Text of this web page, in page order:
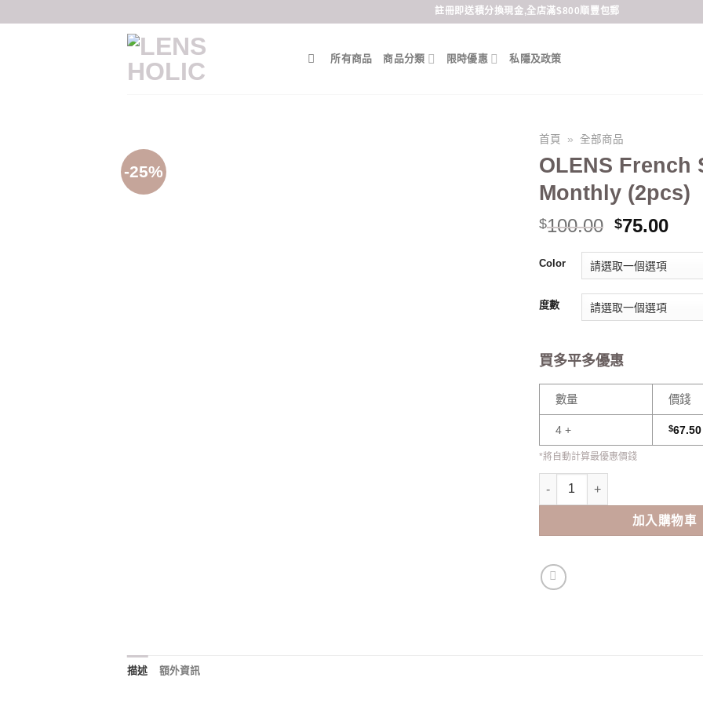
註冊即送積分換現金,全店滿$800順豐包郵
所有商品 商品分類 限時優惠 私隱及政策
-25%
首頁 » 全部商品
OLENS French
Monthly (2pcs)
$100.00 Original
was:
$100.00.
$75.00
Color
度數
買多平多優惠
數量 價錢
4 + $67.50
*將自動計算最優惠價錢
OLENS French Shine Monthly
加入購物車
描述 額外資訊